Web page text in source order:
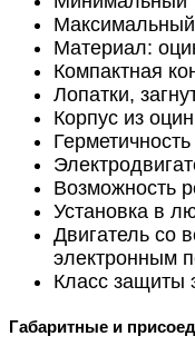
Материал:
Компактная
Лопатки,
Корпус из
Возможность
Установка в
Двигатель со
электронным
Класс защиты
Габаритные и